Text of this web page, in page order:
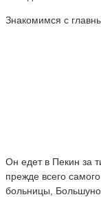
Знакомимся с
Он едет в Пекин за
прежде всего
больницы,